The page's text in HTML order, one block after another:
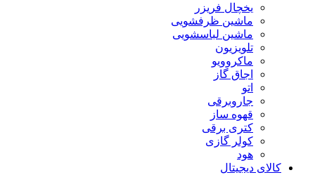
یخچال فریزر
ماشین ظرفشویی
ماشین لباسشویی
تلویزیون
ماکروویو
اجاق گاز
اتو
جاروبرقی
قهوه ساز
کتری برقی
کولر گازی
هود
کالای دیجیتال